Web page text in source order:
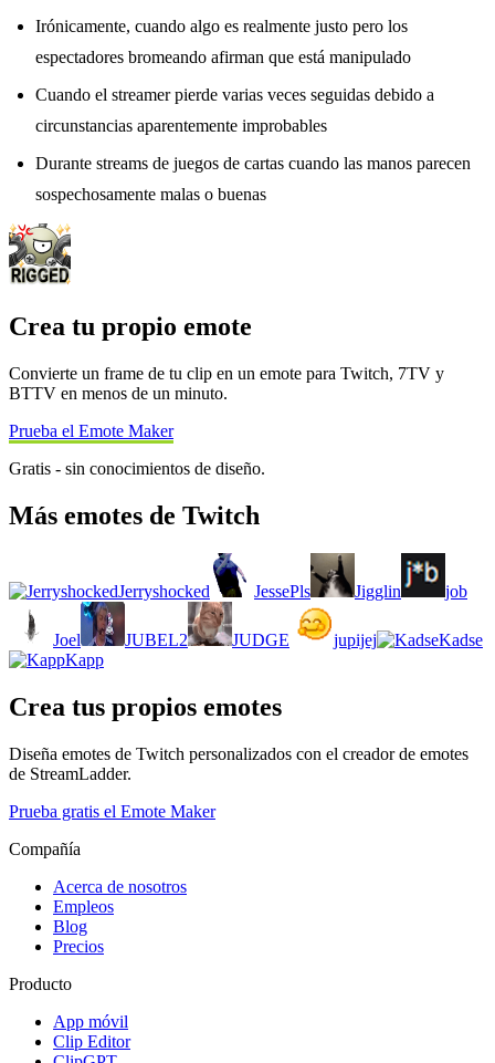
Irónicamente, cuando algo es realmente justo pero los
espectadores bromeando afirman que está manipulado
Cuando el streamer pierde varias veces seguidas debido a
circunstancias aparentemente improbables
Durante streams de juegos de cartas cuando las manos parecen
sospechosamente malas o buenas
Crea tu propio emote
Convierte un frame de tu clip en un emote para Twitch, 7TV y
BTTV en menos de un minuto.
Prueba el Emote Maker
Gratis - sin conocimientos de diseño.
Más emotes de Twitch
Jerryshocked JessePls Jigglin job
Joel JUBEL2 JUDGE jupijej
Kadse
Kapp
Crea tus propios emotes
Diseña emotes de Twitch personalizados con el creador de emotes
de StreamLadder.
Prueba gratis el Emote Maker
Compañía
Acerca de nosotros
Empleos
Blog
Precios
Producto
App móvil
Clip Editor